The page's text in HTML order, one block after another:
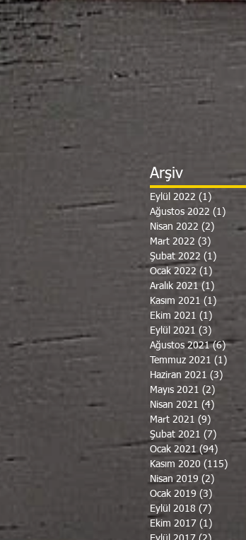
Arşiv
Eylül 2022 (1)
Ağustos 2022 (1)
Nisan 2022 (2) 2 yazı
Mart 2022 (3)
Şubat 2022 (1)
Ocak 2022 (1) 1 yazı
Aralık 2021 (1)
Kasım 2021 (1) 1 yazı
Ekim 2021 (1)
Eylül 2021 (3)
Ağustos 2021 (6)6 yazı
Temmuz 2021 (1)
Haziran 2021 (3)
Mayıs 2021 (2)
Nisan 2021 (4)
Mart 2021 (9) 9 yazı
Şubat 2021 (7) 7 yazı
Ocak 2021 (94)
Kasım 2020 (115)
Nisan 2019 (2)
Ocak 2019 (3)
Eylül 2018 (7)
Ekim 2017 (1)